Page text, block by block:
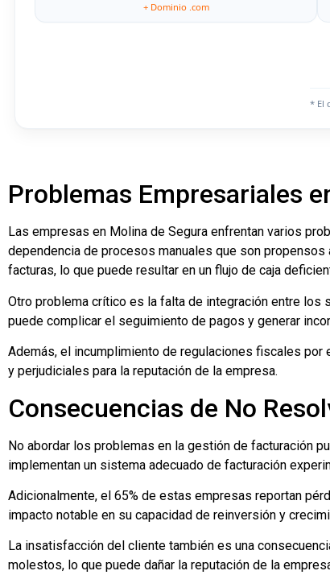
+ Dominio .com
* El
Problemas Empresariales
Las empresas en Molina de Segura enfrentan varios
dependencia de procesos manuales que son
facturas, lo que puede resultar en un flujo de caja
Otro problema crítico es la falta de integración entre
puede complicar el seguimiento de pagos y generar
Además, el incumplimiento de regulaciones fiscales por
y perjudiciales para la reputación de la empresa.
Consecuencias de No
No abordar los problemas en la gestión de facturación
implementan un sistema adecuado de facturación
Adicionalmente, el 65% de estas empresas reportan
impacto notable en su capacidad de reinversión y
La insatisfacción del cliente también es una
molestos, lo que puede dañar la reputación de la